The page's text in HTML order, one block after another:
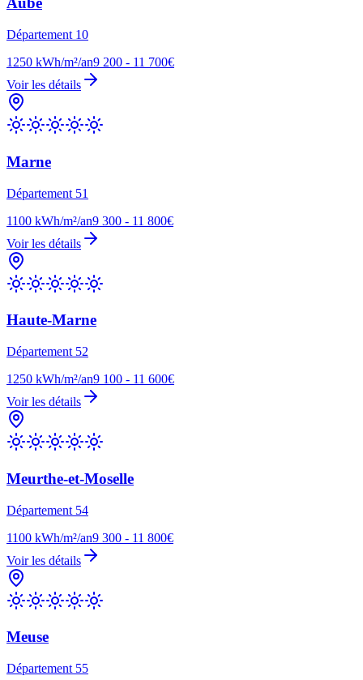
Département 10
1250 kWh/m²/an9 200 - 11 700€
Voir les détails
Marne
Département 51
1100 kWh/m²/an9 300 - 11 800€
Voir les détails
Haute-Marne
Département 52
1250 kWh/m²/an9 100 - 11 600€
Voir les détails
Meurthe-et-Moselle
Département 54
1100 kWh/m²/an9 300 - 11 800€
Voir les détails
Meuse
Département 55